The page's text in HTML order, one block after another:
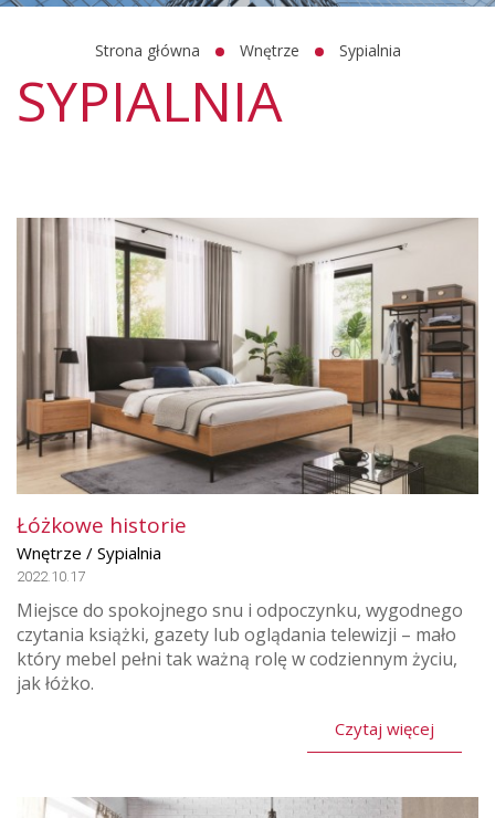
Strona główna Wnętrze Sypialnia
SYPIALNIA
Łóżkowe historie
Wnętrze / Sypialnia
2022.10.17
Miejsce do spokojnego snu i odpoczynku, wygodnego
czytania książki, gazety lub oglądania telewizji – mało
który mebel pełni tak ważną rolę w codziennym życiu,
jak łóżko.
Czytaj więcej